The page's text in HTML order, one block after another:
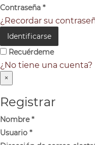
Contraseña *
¿Recordar su
Identificarse
Recuérdeme
¿No tiene una cuenta?
×
Registrar
Nombre*
Usuario *